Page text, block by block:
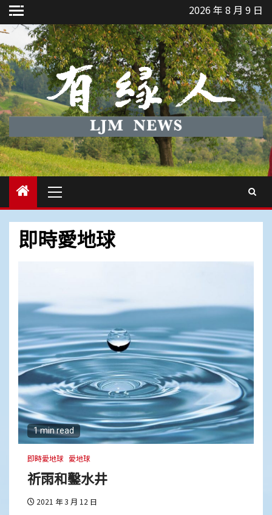
Skip
to
content
2026 年 8 月 9 日
Menu
即時愛地球
1 min read
即時愛地球 愛地球
祈雨和鑿水井
2021 年 3 月 12 日